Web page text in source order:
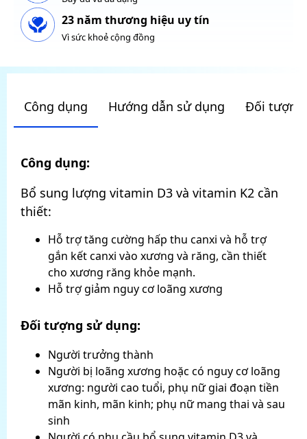
23 năm thương hiệu uy tín
Vì sức khoẻ cộng đồng
Công dụng Hướng dẫn sử dụng Đối tượng
Công dụng:
Bổ sung lượng vitamin D3 và vitamin K2 cần
thiết:
Hỗ trợ tăng cường hấp thu canxi và hỗ trợ
gắn kết canxi vào xương và răng, cần thiết
cho xương răng khỏe mạnh.
Hỗ trợ giảm nguy cơ loãng xương
Đối tượng sử dụng:
Người trưởng thành
Người bị loãng xương hoặc có nguy cơ loãng
xương: người cao tuổi, phụ nữ giai đoạn tiền
mãn kinh, mãn kinh; phụ nữ mang thai và sau
sinh